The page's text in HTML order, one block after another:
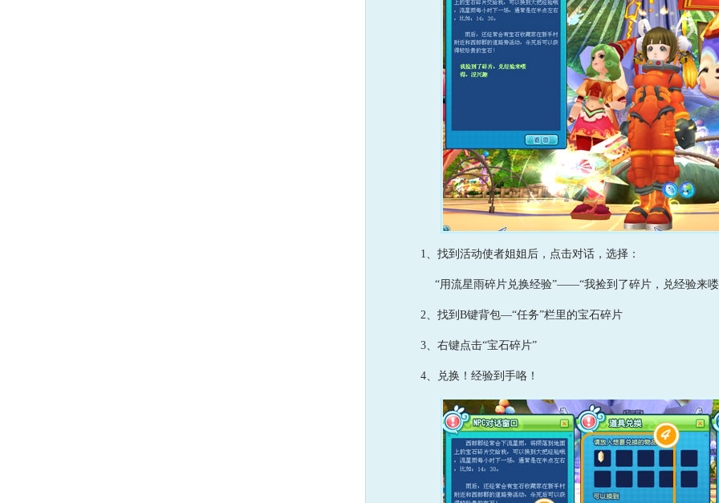
1、找到活动使者姐姐后，点击对话，选择：
“用流星雨碎片兑换经验”——“我捡到了碎片，兑经验来喽
2、找到B键背包—“任务”栏里的宝石碎片
3、右键点击“宝石碎片”
4、兑换！经验到手咯！